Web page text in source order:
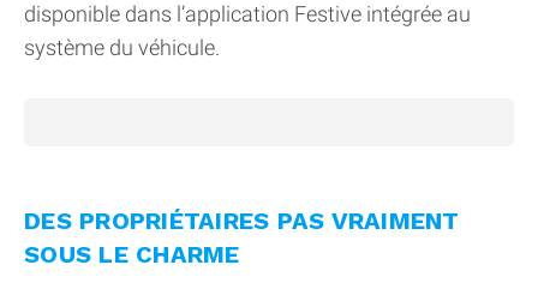
disponible dans l’application Festive intégrée au
système du véhicule.
DES PROPRIÉTAIRES PAS VRAIMENT
SOUS LE CHARME